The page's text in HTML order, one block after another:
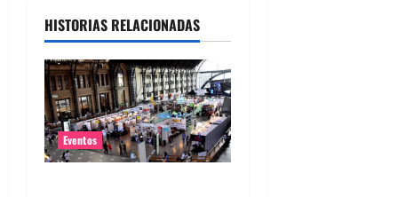
r
a
d
a
s
HISTORIAS RELACIONADAS
Eventos